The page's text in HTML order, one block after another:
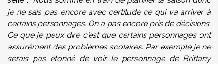
je ne sais pas encore avec certitude ce qui va arriver à
certains personnages. On a pas encore pris de décisions.
Ce que je peux dire c'est que certains personnages ont
assurément des problèmes scolaires. Par exemple je ne
serais pas étonné de voir le personnage de Brittany